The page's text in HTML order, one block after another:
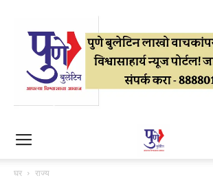
घर राज्य